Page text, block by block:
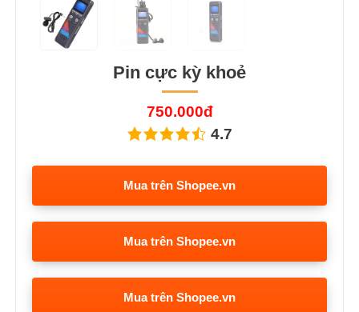
Pin cực kỳ khoẻ
750.000đ
4.7
Mua trên Shopee.vn
Mua trên Shopee.vn
Mua trên Shopee.vn